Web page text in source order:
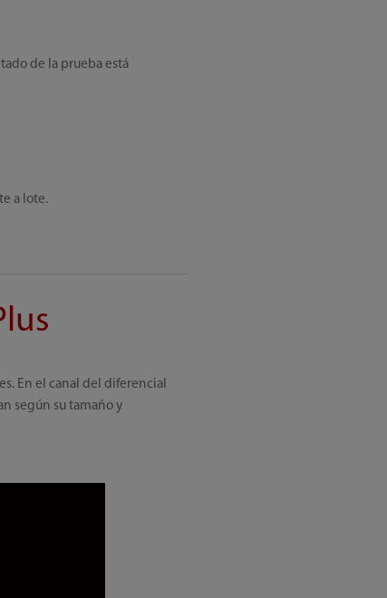
de la prueba está
a lote.
En el canal del diferencial
según su tamaño y